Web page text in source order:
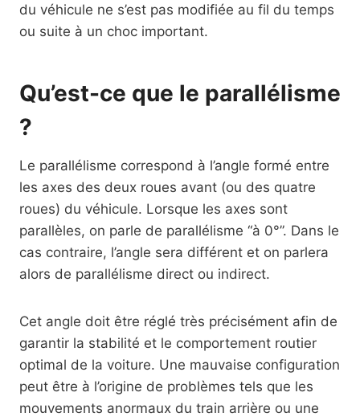
du véhicule ne s’est pas modifiée au fil du temps
ou suite à un choc important.
Qu’est-ce que le parallélisme
?
Le parallélisme correspond à l’angle formé entre
les axes des deux roues avant (ou des quatre
roues) du véhicule. Lorsque les axes sont
parallèles, on parle de parallélisme “à 0°”. Dans le
cas contraire, l’angle sera différent et on parlera
alors de parallélisme direct ou indirect.
Cet angle doit être réglé très précisément afin de
garantir la stabilité et le comportement routier
optimal de la voiture. Une mauvaise configuration
peut être à l’origine de problèmes tels que les
mouvements anormaux du train arrière ou une